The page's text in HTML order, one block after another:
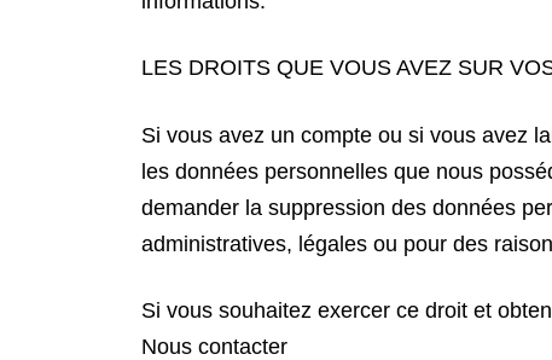
LES DROITS QUE VOUS AVEZ SUR
Si vous avez un compte ou si vous avez
les données personnelles que nous
demander la suppression des données
administratives, légales ou pour des
Si vous souhaitez exercer ce droit et
Nous contacter